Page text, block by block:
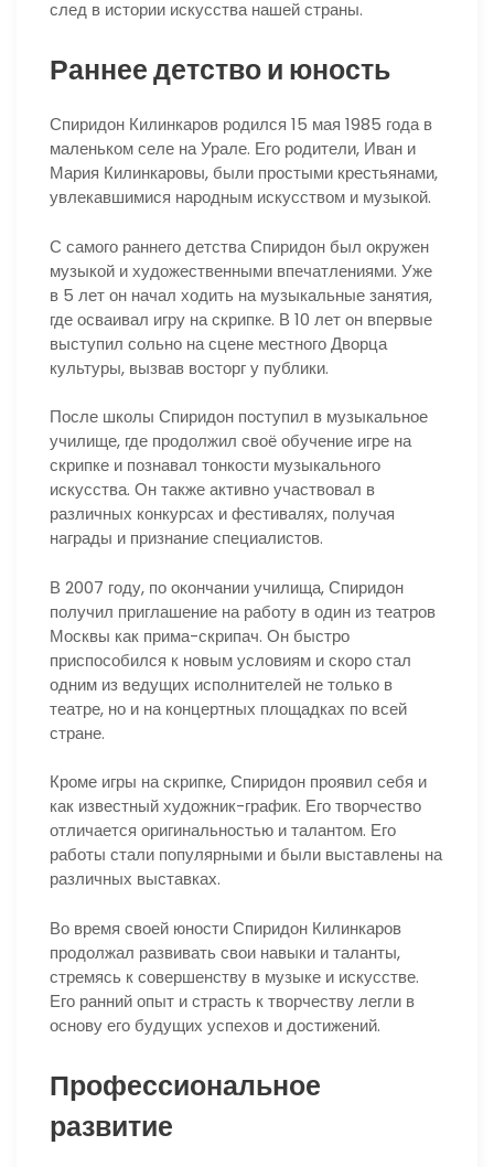
след в истории искусства нашей страны.
Раннее детство и юность
Спиридон Килинкаров родился 15 мая 1985 года в
маленьком селе на Урале. Его родители, Иван и
Мария Килинкаровы, были простыми крестьянами,
увлекавшимися народным искусством и музыкой.
С самого раннего детства Спиридон был окружен
музыкой и художественными впечатлениями. Уже
в 5 лет он начал ходить на музыкальные занятия,
где осваивал игру на скрипке. В 10 лет он впервые
выступил сольно на сцене местного Дворца
культуры, вызвав восторг у публики.
После школы Спиридон поступил в музыкальное
училище, где продолжил своё обучение игре на
скрипке и познавал тонкости музыкального
искусства. Он также активно участвовал в
различных конкурсах и фестивалях, получая
награды и признание специалистов.
В 2007 году, по окончании училища, Спиридон
получил приглашение на работу в один из театров
Москвы как прима-скрипач. Он быстро
приспособился к новым условиям и скоро стал
одним из ведущих исполнителей не только в
театре, но и на концертных площадках по всей
стране.
Кроме игры на скрипке, Спиридон проявил себя и
как известный художник-график. Его творчество
отличается оригинальностью и талантом. Его
работы стали популярными и были выставлены на
различных выставках.
Во время своей юности Спиридон Килинкаров
продолжал развивать свои навыки и таланты,
стремясь к совершенству в музыке и искусстве.
Его ранний опыт и страсть к творчеству легли в
основу его будущих успехов и достижений.
Профессиональное
развитие